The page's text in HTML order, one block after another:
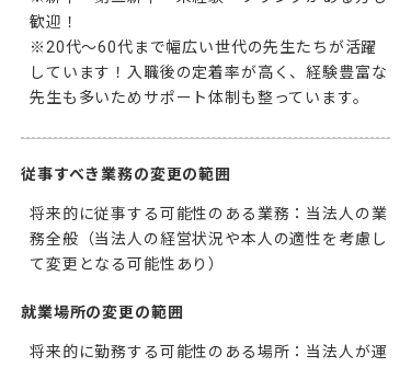
歓迎！
※20代～60代まで幅広い世代の先生たちが活躍
しています！入職後の定着率が高く、経験豊富な
先生も多いためサポート体制も整っています。
従事すべき業務の変更の範囲
将来的に従事する可能性のある業務：当法人の業
務全般（当法人の経営状況や本人の適性を考慮し
て変更となる可能性あり）
就業場所の変更の範囲
将来的に勤務する可能性のある場所：当法人が運